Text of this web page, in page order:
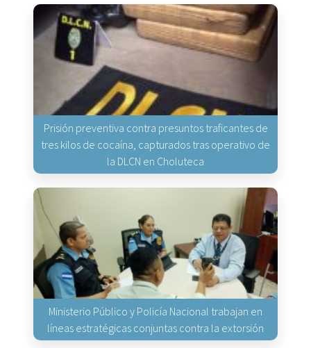
Prisión preventiva contra presuntos traficantes de
tres kilos de cocaína, capturados tras operativo de
la DLCN en Choluteca
Ministerio Público y Policía Nacional trabajan en
líneas estratégicas conjuntas contra la extorsión